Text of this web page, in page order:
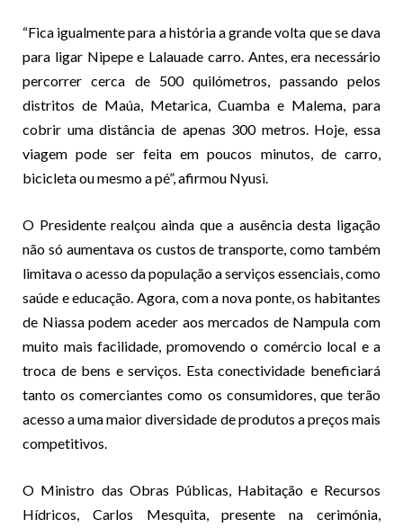
“Fica igualmente para a história a grande volta que se dava
para ligar Nipepe e Lalauade carro. Antes, era necessário
percorrer cerca de 500 quilómetros, passando pelos
distritos de Maúa, Metarica, Cuamba e Malema, para
cobrir uma distância de apenas 300 metros. Hoje, essa
viagem pode ser feita em poucos minutos, de carro,
bicicleta ou mesmo a pé”, afirmou Nyusi.
O Presidente realçou ainda que a ausência desta ligação
não só aumentava os custos de transporte, como também
limitava o acesso da população a serviços essenciais, como
saúde e educação. Agora, com a nova ponte, os habitantes
de Niassa podem aceder aos mercados de Nampula com
muito mais facilidade, promovendo o comércio local e a
troca de bens e serviços. Esta conectividade beneficiará
tanto os comerciantes como os consumidores, que terão
acesso a uma maior diversidade de produtos a preços mais
competitivos.
O Ministro das Obras Públicas, Habitação e Recursos
Hídricos, Carlos Mesquita, presente na cerimónia,